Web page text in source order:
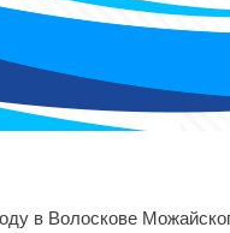
в Волоскове